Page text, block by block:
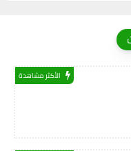
الأكثر مشاهدة